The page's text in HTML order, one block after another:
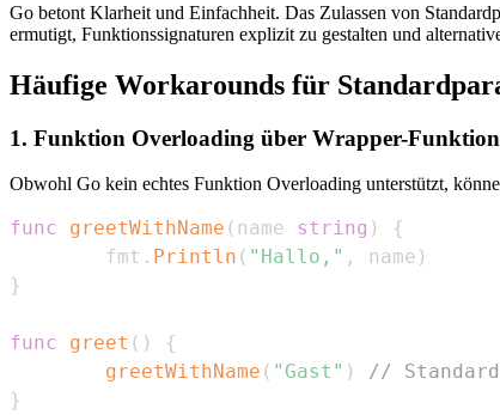
Go betont Klarheit und Einfachheit. Das Zulassen von
ermutigt, Funktionssignaturen explizit zu gestalten und
Häufige Workarounds für
1. Funktion Overloading über Wrapper-
Obwohl Go kein echtes Funktion Overloading unterstützt,
func greetWithName ( name string )
{
        fmt
. Println ( "Hallo," , name )
}
func greet ( )
{
greetWithName ( "Gast" )
//
}